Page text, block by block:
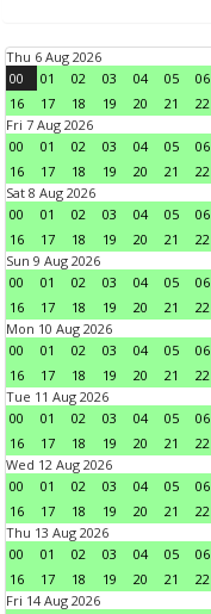
Thu 6 Aug 2026
00
01 02 03 04 05 06
16
17 18 19 20 21 22
Fri 7 Aug 2026
00
01 02 03 04 05 06
16
17 18 19 20 21 22
Sat 8 Aug 2026
00
01 02 03 04 05 06
16
17 18 19 20 21 22
Sun 9 Aug 2026
00
01 02 03 04 05 06
16
17 18 19 20 21 22
Mon 10 Aug 2026
00
01 02 03 04 05 06
16
17 18 19 20 21 22
Tue 11 Aug 2026
00
01 02 03 04 05 06
16
17 18 19 20 21 22
Wed 12 Aug 2026
00
01 02 03 04 05 06
16
17 18 19 20 21 22
Thu 13 Aug 2026
00
01 02 03 04 05 06
16
17 18 19 20 21 22
Fri 14 Aug 2026